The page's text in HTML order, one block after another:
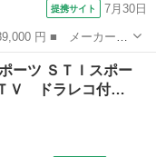
提携サイト 7月30日
名： Ｌ ユーザー
４インチアルミホイ
ーツ ＳＴＩスポー
Ｖ ドラレコ付…